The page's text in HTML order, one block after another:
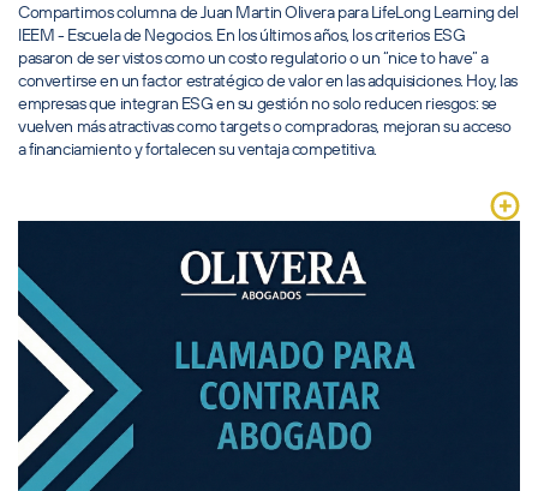
Compartimos columna de Juan Martin Olivera para LifeLong Learning del
IEEM - Escuela de Negocios. En los últimos años, los criterios ESG
pasaron de ser vistos como un costo regulatorio o un “nice to have” a
convertirse en un factor estratégico de valor en las adquisiciones. Hoy, las
empresas que integran ESG en su gestión no solo reducen riesgos: se
vuelven más atractivas como targets o compradoras, mejoran su acceso
a financiamiento y fortalecen su ventaja competitiva.